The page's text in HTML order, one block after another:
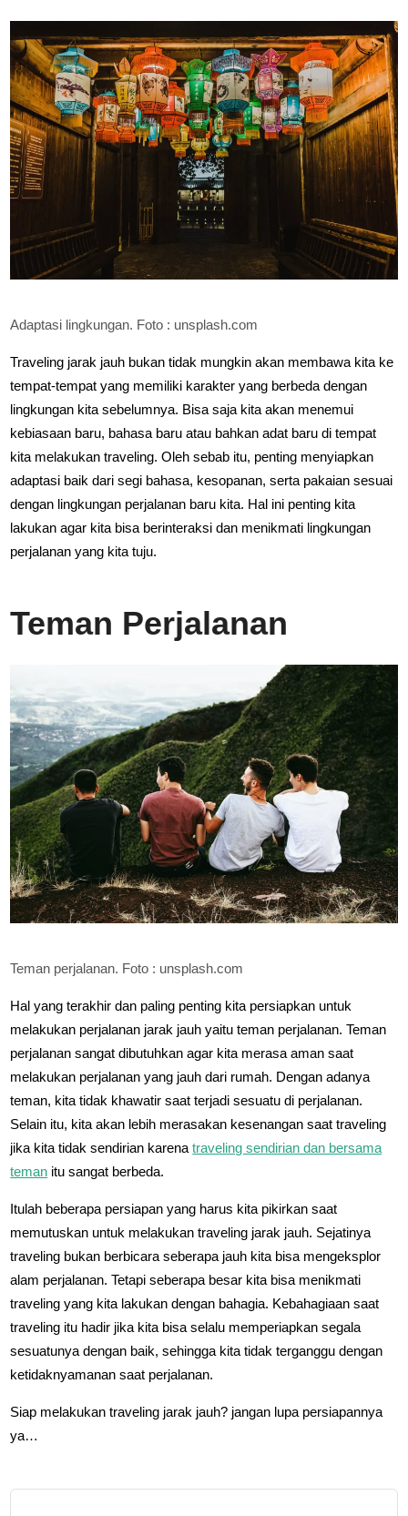
Adaptasi lingkungan. Foto : unsplash.com
Traveling jarak jauh bukan tidak mungkin akan membawa kita ke
tempat-tempat yang memiliki karakter yang berbeda dengan
lingkungan kita sebelumnya. Bisa saja kita akan menemui
kebiasaan baru, bahasa baru atau bahkan adat baru di tempat
kita melakukan traveling. Oleh sebab itu, penting menyiapkan
adaptasi baik dari segi bahasa, kesopanan, serta pakaian sesuai
dengan lingkungan perjalanan baru kita. Hal ini penting kita
lakukan agar kita bisa berinteraksi dan menikmati lingkungan
perjalanan yang kita tuju.
Teman Perjalanan
Teman perjalanan. Foto : unsplash.com
Hal yang terakhir dan paling penting kita persiapkan untuk
melakukan perjalanan jarak jauh yaitu teman perjalanan. Teman
perjalanan sangat dibutuhkan agar kita merasa aman saat
melakukan perjalanan yang jauh dari rumah. Dengan adanya
teman, kita tidak khawatir saat terjadi sesuatu di perjalanan.
Selain itu, kita akan lebih merasakan kesenangan saat traveling
jika kita tidak sendirian karenatraveling sendirian dan bersama
teman itu sangat berbeda.
Itulah beberapa persiapan yang harus kita pikirkan saat
memutuskan untuk melakukan traveling jarak jauh. Sejatinya
traveling bukan berbicara seberapa jauh kita bisa mengeksplor
alam perjalanan. Tetapi seberapa besar kita bisa menikmati
traveling yang kita lakukan dengan bahagia. Kebahagiaan saat
traveling itu hadir jika kita bisa selalu memperiapkan segala
sesuatunya dengan baik, sehingga kita tidak terganggu dengan
ketidaknyamanan saat perjalanan.
Siap melakukan traveling jarak jauh? jangan lupa persiapannya
ya…